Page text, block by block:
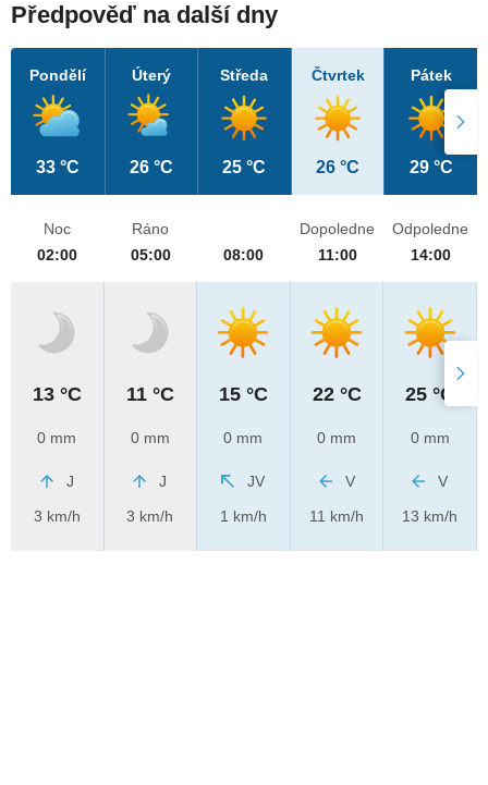
Předpověď na další dny
Pondělí
33 °C
Úterý
26 °C
Středa
25 °C
Čtvrtek
26 °C
Pátek
29 °C
Noc
02:00
13 °C
0 mm
J
3 km/h
Ráno
05:00
11 °C
0 mm
J
3 km/h
08:00
15 °C
0 mm
JV
1 km/h
Dopoledne
11:00
22 °C
0 mm
V
11 km/h
Odpoledne
14:00
25 °C
0 mm
V
13 km/h